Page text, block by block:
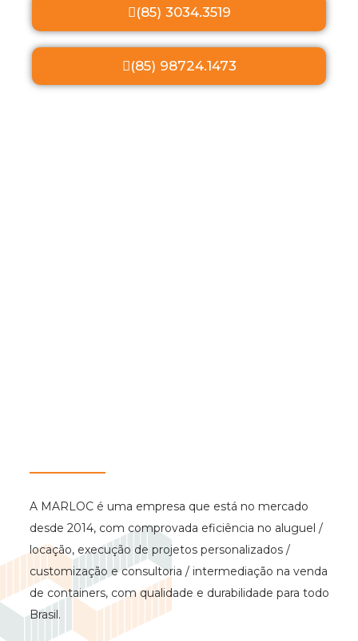
(85) 3034.3519
(85) 98724.1473
A MARLOC é uma empresa que está no mercado
desde 2014, com comprovada eficiência no aluguel /
locação, execução de projetos personalizados /
customização e consultoria / intermediação na venda
de containers, com qualidade e durabilidade para todo
Brasil.